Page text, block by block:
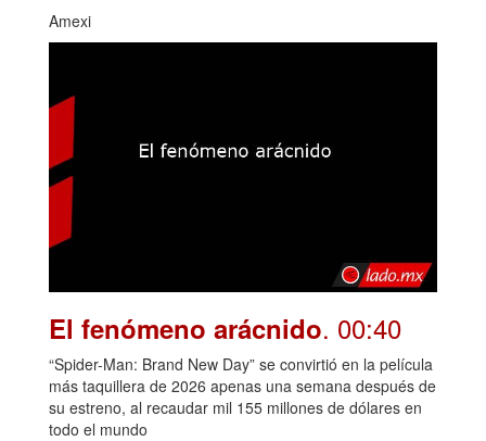
Amexi
El fenómeno arácnido. 00:40
“Spider-Man: Brand New Day” se convirtió en la película
más taquillera de 2026 apenas una semana después de
su estreno, al recaudar mil 155 millones de dólares en
todo el mundo